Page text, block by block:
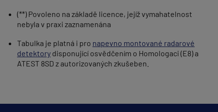
(**) Povoleno na základě licence, jejíž vymahatelnost
nebyla v praxi zaznamenána
Tabulka je platná i pro napevno montované radarové
detektory disponující osvědčením o Homologaci (E8) a
ATEST 8SD z autorizovaných zkušeben.